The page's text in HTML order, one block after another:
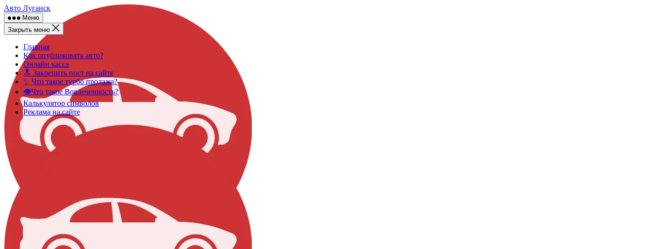
Skip
to
content
Авто Луганск
Меню
Закрыть меню
Главная
Как опубликовать авто?
Онлайн касса
🔝 Закрепить пост на сайте
✨ Что такое турбо продажа?
👁️Что такое Вовлеченность?
Калькулятор символов
Реклама на сайте